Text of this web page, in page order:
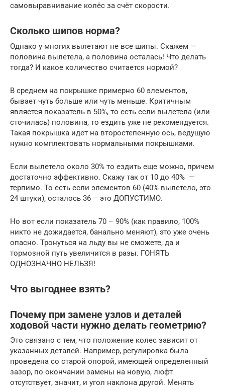
самовыравнивание колёс за счёт скорости.
Сколько шипов норма?
Однако у многих вылетают не все шипы. Скажем —
половина вылетела, а половина осталась! Что делать
тогда? И какое количество считается нормой?
В среднем на покрышке примерно 60 элементов,
бывает чуть больше или чуть меньше. Критичным
является показатель в 50%, то есть если вылетела (или
сточилась) половина, то ездить уже не рекомендуется.
Такая покрышка идет на второстепенную ось, ведущую
нужно комплектовать нормальными покрышками.
Если вылетело около 30% то ездить еще можно, причем
достаточно эффективно. Скажу так от 10 до 40% —
терпимо. То есть если элементов 60 (40% вылетело, это
24 штуки), осталось 36 – это ДОПУСТИМО.
Но вот если показатель 70 – 90% (как правило, 100%
никто не дожидается, банально меняют), это уже очень
опасно. Тронуться на льду вы не сможете, да и
тормозной путь увеличится в разы. ГОНЯТЬ
ОДНОЗНАЧНО НЕЛЬЗЯ!
Что выгоднее взять?
Почему при замене узлов и деталей
ходовой части нужно делать геометрию?
Это связано с тем, что положение колес зависит от
указанных деталей. Например, регулировка была
проведена со старой опорой, имеющей определенный
зазор, по окончании замены на новую, люфт
отсутствует, значит, и угол наклона другой. Менять